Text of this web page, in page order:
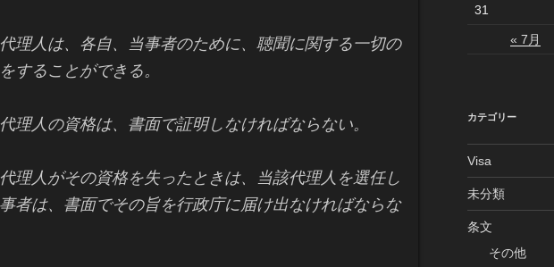
理人は、各自、当事者のために、聴聞に関する一切の
することができる。
理人の資格は、書面で証明しなければならない。
理人がその資格を失ったときは、当該代理人を選任し
者は、書面でその旨を行政庁に届け出なければならな
« 7月
31
カテゴリー
Visa
未分類
条文
その他